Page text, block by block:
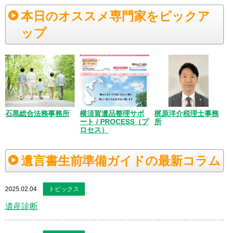
本日のオススメ専門家をピックア
ップ
石黒総合法務事務所
横須賀遺品整理サポ
ート / PROCESS（プ
ロセス）
梶原洋介税理士事務
所
遺言書生前準備ガイドの最新コラム
2025.02.04 トピックス
遺産診断